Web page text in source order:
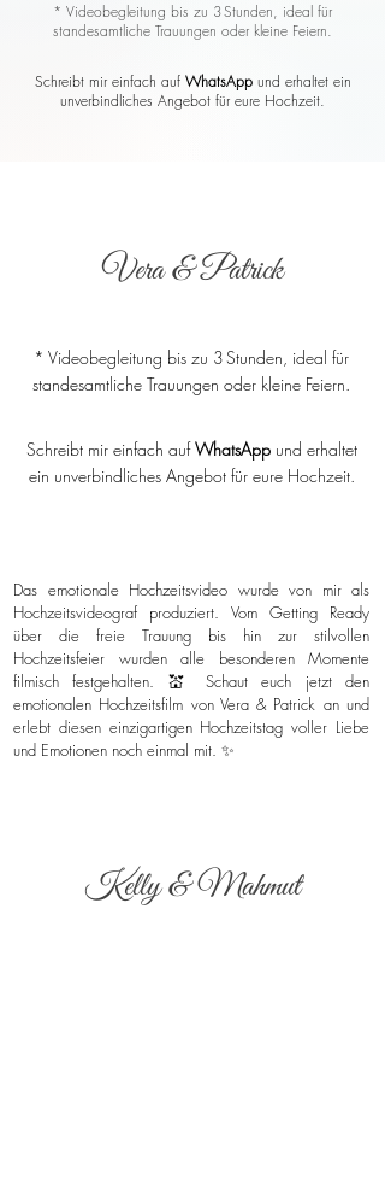
* Videobegleitung bis zu 3 Stunden, ideal für
standesamtliche Trauungen oder kleine Feiern.
Schreibt mir einfach auf WhatsAppund erhaltet ein
unverbindliches Angebot für eure Hochzeit.
Vera & Patrick
* Videobegleitung bis zu 3 Stunden, ideal für
standesamtliche Trauungen oder kleine Feiern.
Schreibt mir einfach aufWhatsAppund erhaltet
ein unverbindliches Angebot für eure Hochzeit.
Das emotionale Hochzeitsvideo wurde von mir als
Hochzeitsvideograf produziert. Vom Getting Ready
über die freie Trauung bis hin zur stilvollen
Hochzeitsfeier wurden alle besonderen Momente
filmisch festgehalten. 💒 Schaut euch jetzt den
emotionalen Hochzeitsfilm von Vera & Patrick an und
erlebt diesen einzigartigen Hochzeitstag voller Liebe
und Emotionen noch einmal mit. ✨
Kelly & Mahmut